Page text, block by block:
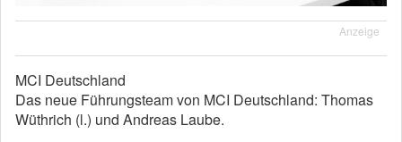
Anzeige
MCI Deutschland
Das neue Führungsteam von MCI Deutschland: Thomas
Wüthrich (l.) und Andreas Laube.